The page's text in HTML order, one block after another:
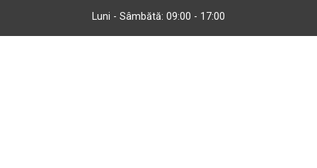
Luni - Sâmbătă: 09:00 - 17:00